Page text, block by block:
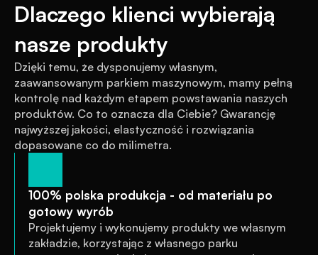
Dlaczego klienci wybierają
nasze produkty
Dzięki temu, że dysponujemy własnym,
zaawansowanym parkiem maszynowym, mamy pełną
kontrolę nad każdym etapem powstawania naszych
produktów. Co to oznacza dla Ciebie? Gwarancję
najwyższej jakości, elastyczność i rozwiązania
dopasowane co do milimetra.
100% polska produkcja - od materiału po
gotowy wyrób
Projektujemy i wykonujemy produkty we własnym
zakładzie, korzystając z własnego parku